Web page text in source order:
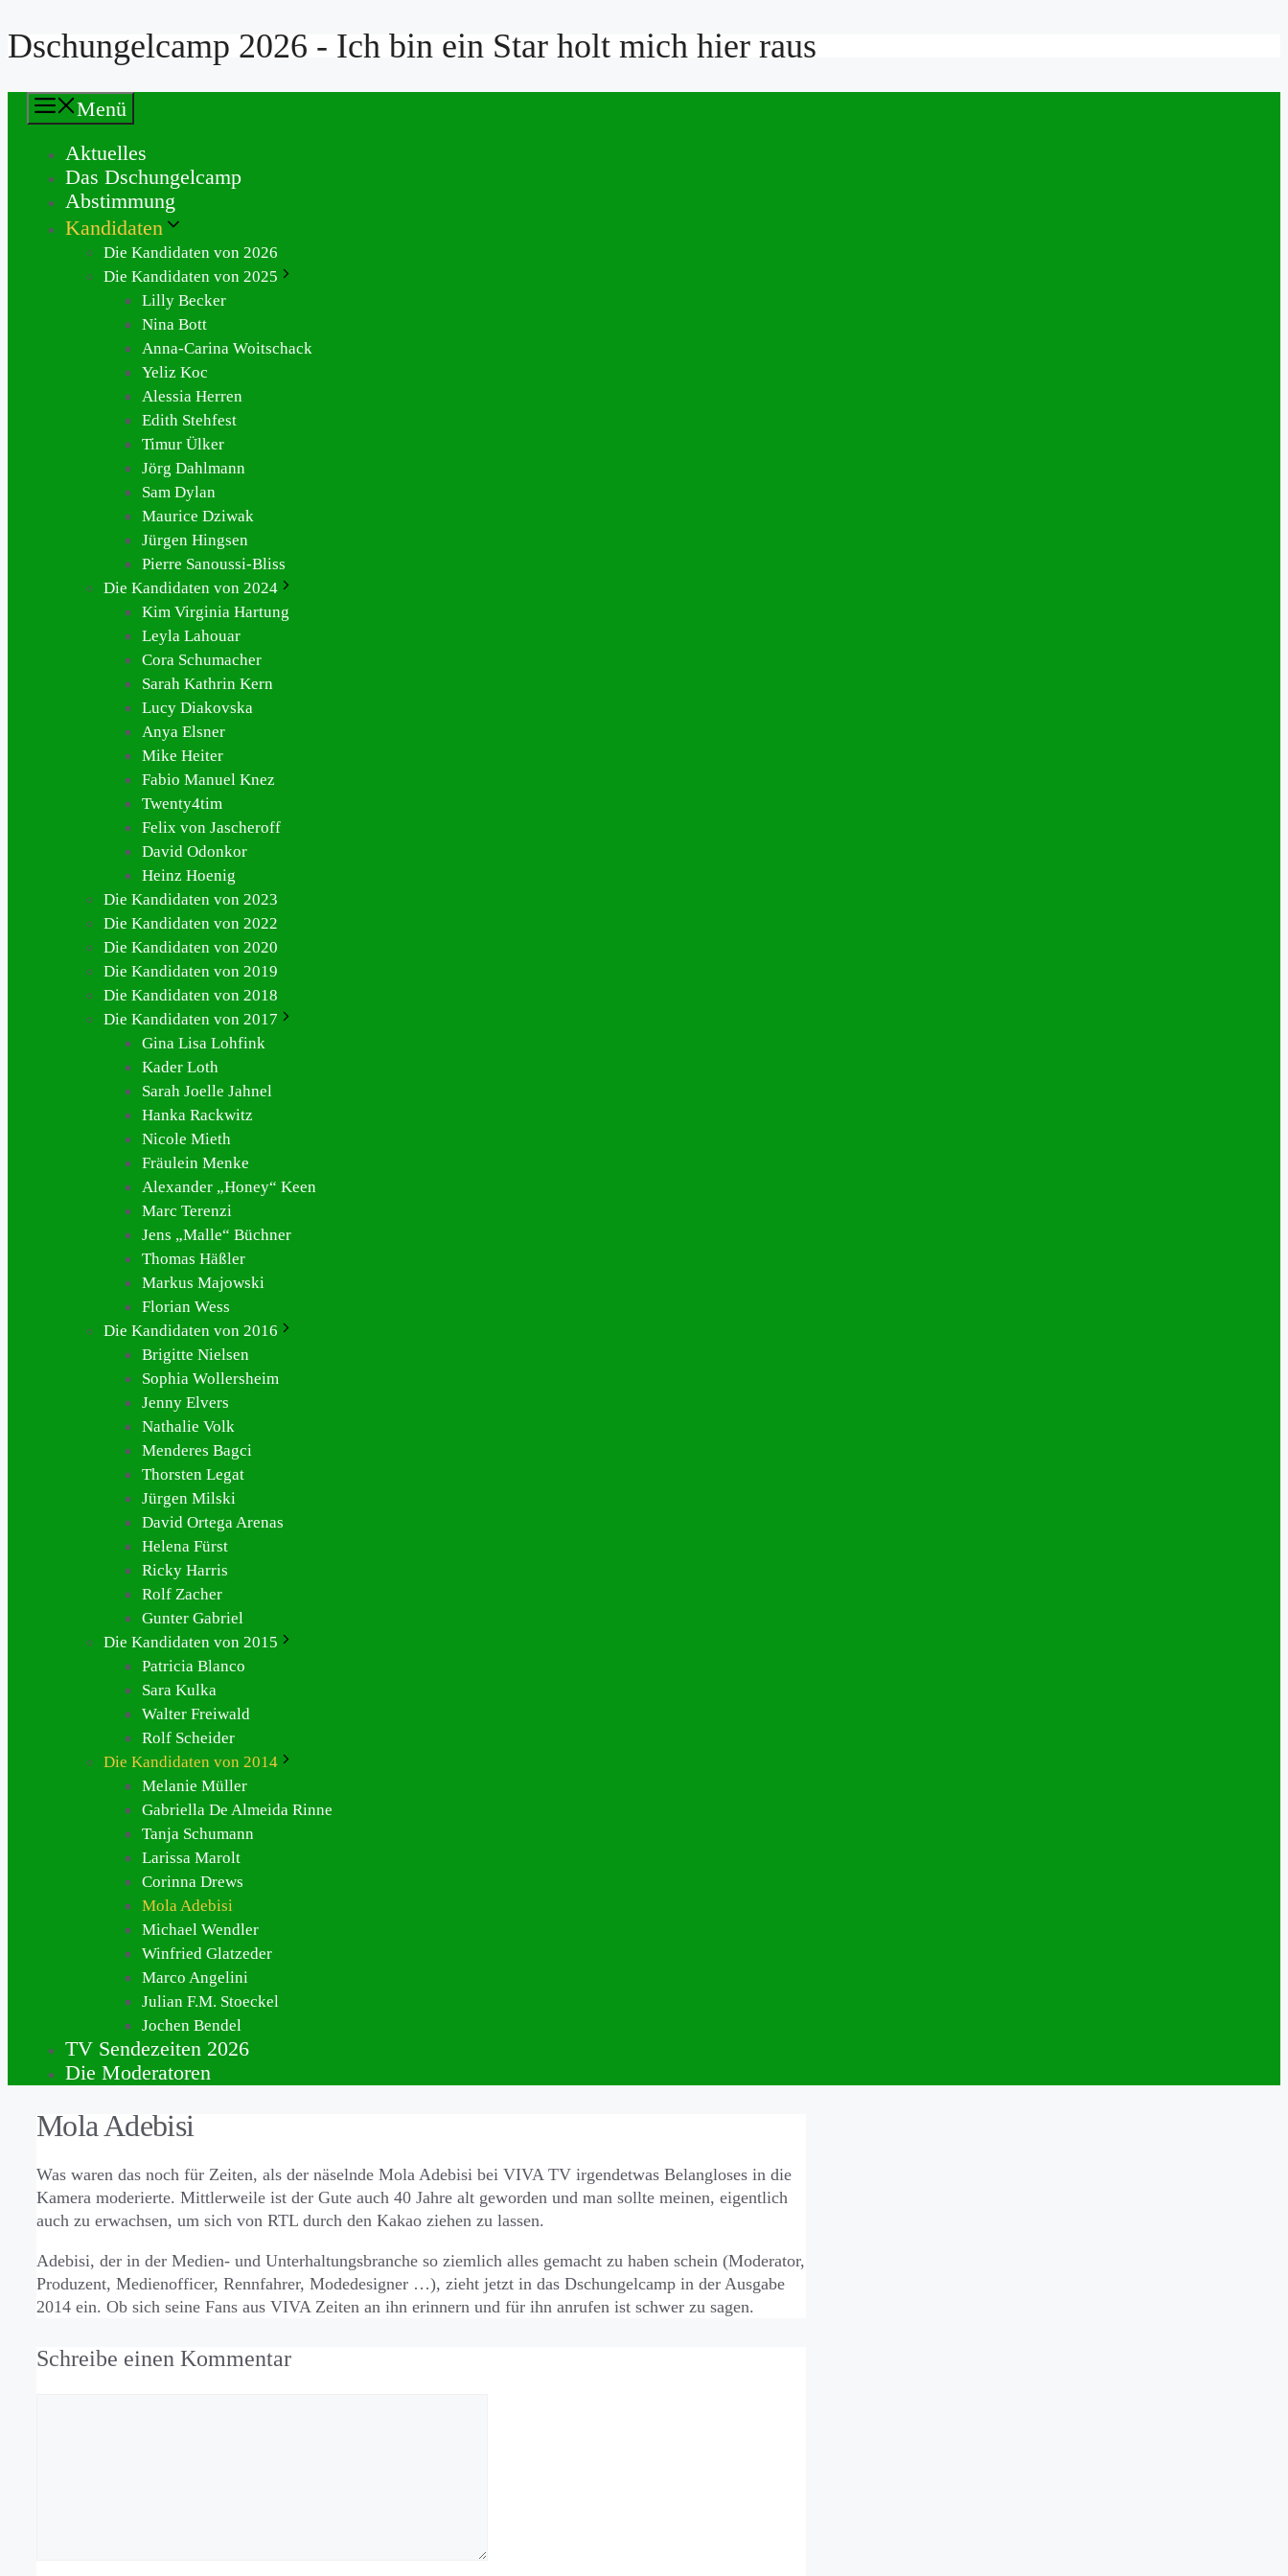
Zum
springen
Dschungelcamp 2026 - Ich bin ein Star holt mich hier raus
Menü
Aktuelles
Das Dschungelcamp
Abstimmung
Kandidaten
Die Kandidaten von 2026
Die Kandidaten von 2025
Lilly Becker
Nina Bott
Anna-Carina Woitschack
Yeliz Koc
Alessia Herren
Edith Stehfest
Timur Ülker
Jörg Dahlmann
Sam Dylan
Maurice Dziwak
Jürgen Hingsen
Pierre Sanoussi-Bliss
Die Kandidaten von 2024
Kim Virginia Hartung
Leyla Lahouar
Cora Schumacher
Sarah Kathrin Kern
Lucy Diakovska
Anya Elsner
Mike Heiter
Fabio Manuel Knez
Twenty4tim
Felix von Jascheroff
David Odonkor
Heinz Hoenig
Die Kandidaten von 2023
Die Kandidaten von 2022
Die Kandidaten von 2020
Die Kandidaten von 2019
Die Kandidaten von 2018
Die Kandidaten von 2017
Gina Lisa Lohfink
Kader Loth
Sarah Joelle Jahnel
Hanka Rackwitz
Nicole Mieth
Fräulein Menke
Alexander „Honey“ Keen
Marc Terenzi
Jens „Malle“ Büchner
Thomas Häßler
Markus Majowski
Florian Wess
Die Kandidaten von 2016
Brigitte Nielsen
Sophia Wollersheim
Jenny Elvers
Nathalie Volk
Menderes Bagci
Thorsten Legat
Jürgen Milski
David Ortega Arenas
Helena Fürst
Ricky Harris
Rolf Zacher
Gunter Gabriel
Die Kandidaten von 2015
Patricia Blanco
Sara Kulka
Walter Freiwald
Rolf Scheider
Die Kandidaten von 2014
Melanie Müller
Gabriella De Almeida Rinne
Tanja Schumann
Larissa Marolt
Corinna Drews
Mola Adebisi
Michael Wendler
Winfried Glatzeder
Marco Angelini
Julian F.M. Stoeckel
Jochen Bendel
TV Sendezeiten 2026
Die Moderatoren
Mola Adebisi
Was waren das noch für Zeiten, als der näselnde Mola Adebisi bei VIVA TV irgendetwas Belangloses in die
Kamera moderierte. Mittlerweile ist der Gute auch 40 Jahre alt geworden und man sollte meinen, eigentlich
auch zu erwachsen, um sich von RTL durch den Kakao ziehen zu lassen.
Adebisi, der in der Medien- und Unterhaltungsbranche so ziemlich alles gemacht zu haben schein (Moderator,
Produzent, Medienofficer, Rennfahrer, Modedesigner …), zieht jetzt in das Dschungelcamp in der Ausgabe
2014 ein. Ob sich seine Fans aus VIVA Zeiten an ihn erinnern und für ihn anrufen ist schwer zu sagen.
Schreibe einen Kommentar